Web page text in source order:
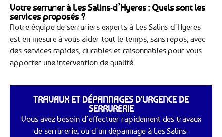
Votre serrurier à Les Salins-d’Hyeres : Quels sont les
services proposés ?
Notre équipe de serruriers experts à Les Salins-d’Hyeres
est en mesure à vous aider tout le temps, sans repos, avec
des services rapides, durables et raisonnables pour vous
apporter une intervention de qualité
TRAVAUX ET DÉPANNAGES D'URGENCE DE
SERRURERIE
Vous avez besoin d’effectuer rapidement des travaux
de serrurerie, ou d’un dépannage à Les Salins-